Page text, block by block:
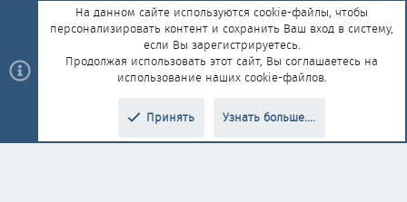
Обратная связь
Условия и правила
Политика конфиденциальности
Помощь Главная
R
add-ons by ThemeHouse Перевод от Jumuro®
На данном сайте используются cookie-файлы, чтобы
персонализировать контент и сохранить Ваш вход в систему,
если Вы зарегистрируетесь.
Продолжая использовать этот сайт, Вы соглашаетесь на
использование наших cookie-файлов.
Принять Узнать больше....